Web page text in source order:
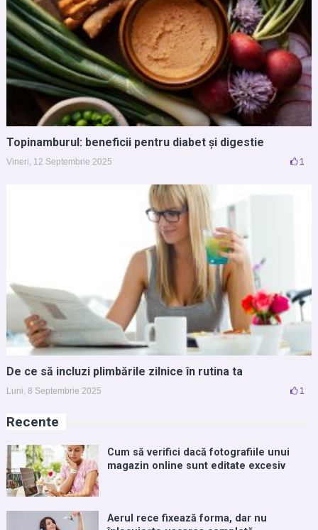
Topinamburul: beneficii pentru diabet și digestie
Vineri, 12 Septembrie 2025 1
De ce să incluzi plimbările zilnice în rutina ta
Luni, 8 Septembrie 2025 1
Recente
Cum să verifici dacă fotografiile unui
magazin online sunt editate excesiv
Aerul rece fixează forma, dar nu